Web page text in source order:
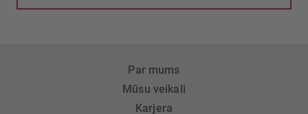
Par mums
Mūsu veikali
Karjera